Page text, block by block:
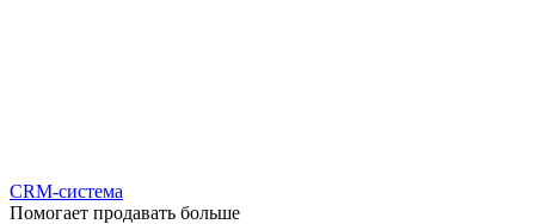
CRM-система
Помогает продавать больше